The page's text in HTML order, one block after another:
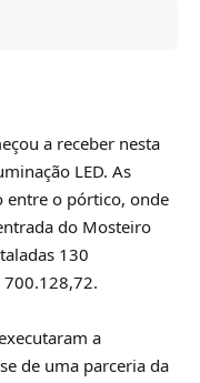
a receber nesta
LED. As
entre o pórtico, onde
do Mosteiro
130
a
de uma parceria da